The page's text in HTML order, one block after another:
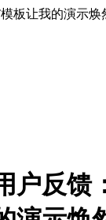
板让我的演示
户反馈